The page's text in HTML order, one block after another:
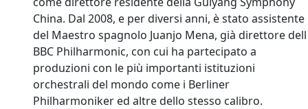
China. Dal 2008, e per diversi anni, è stato assistente
del Maestro spagnolo Juanjo Mena, già direttore dell
BBC Philharmonic, con cui ha partecipato a
produzioni con le più importanti istituzioni
orchestrali del mondo come i Berliner
Philharmoniker ed altre dello stesso calibro.